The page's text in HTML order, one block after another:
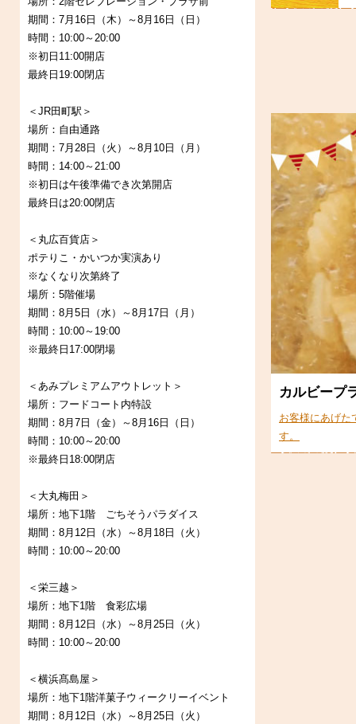
期間：7月16日（木）～8月16日（日）
時間：10:00～20:00
※初日11:00開店
最終日19:00閉店
＜JR田町駅＞
場所：自由通路
期間：7月28日（火）～8月10日（月）
時間：14:00～21:00
※初日は午後準備でき次第開店
最終日は20:00閉店
＜丸広百貨店＞
ポテりこ・かいつか実演あり
※なくなり次第終了
場所：5階催場
期間：8月5日（水）～8月17日（月）
時間：10:00～19:00
※最終日17:00閉場
＜あみプレミアムアウトレット＞
場所：フードコート内特設
期間：8月7日（金）～8月16日（日）
時間：10:00～20:00
※最終日18:00閉店
＜大丸梅田＞
場所：地下1階 ごちそうパラダイス
期間：8月12日（水）～8月18日（火）
時間：10:00～20:00
＜栄三越＞
場所：地下1階 食彩広場
期間：8月12日（水）～8月25日（火）
時間：10:00～20:00
＜横浜髙島屋＞
場所：地下1階洋菓子ウィークリーイベント
期間：8月12日（水）～8月25日（火）
カルビープ
お客様にあげた
す。